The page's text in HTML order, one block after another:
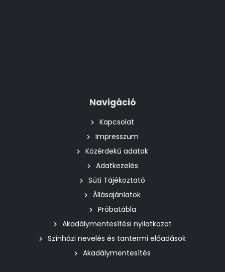
Navigáció
Kapcsolat
Impresszum
Közérdekű adatok
Adatkezelés
Süti Tájékoztató
Állásajánlatok
Próbatábla
Akadálymentesítési nyilatkozat
Színházi nevelés és tantermi előadások
Akadálymentesítés